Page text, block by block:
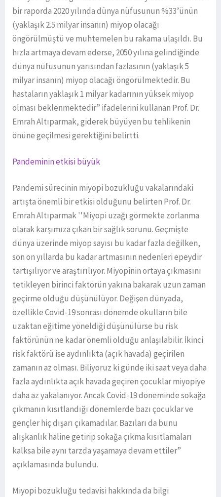
bir raporda 2020 yılında dünya nüfusunun %33’ünün
(yaklaşık 2.5 milyar insanın) miyop olacağı
öngörülmüştü ve muhtemelen bu rakama ulaşıldı. Bu
hızla artmaya devam ederse, 2050 yılına gelindiğinde
dünya nüfusunun yarısından fazlasının (yaklaşık 5
milyar insanın) miyop olacağı öngörülmektedir. Bu
hastaların yaklaşık 1 milyar kadarının yüksek miyop
olması beklenmektedir” ifadelerini kullanan Prof. Dr.
Emrah Altıparmak, giderek büyüyen bu tehlikenin
önüne geçilmesi gerektiğini belirtti.
Pandeminin etkisi büyük
Pandemi sürecinin miyopi bozukluğu vakalarındaki
artışta önemli bir etkisi olduğunu belirten Prof. Dr.
Emrah Altıparmak ''Miyopi uzağı görmekte zorlanma
olarak karşımıza çıkan bir sağlık sorunu. Geçmişte
dünya üzerinde miyop sayısı bu kadar fazla değilken,
son on yıllarda bu kadar artmasının nedenleri epeydir
tartışılıyor ve araştırılıyor. Miyopinin ortaya çıkmasını
tetikleyen birinci faktörün yakına bakarak uzun zaman
geçirme olduğu düşünülüyor. Değişen dünyada,
özellikle Covid-19 sonrası dönemde okulların bile
uzaktan eğitime yöneldiği düşünülürse bu risk
faktörünün ne kadar önemli olduğu anlaşılabilir. İkinci
risk faktörü ise aydınlıkta (açık havada) geçirilen
zamanın az olması. Biliyoruz ki günde iki saat veya daha
fazla aydınlıkta açık havada geçiren çocuklar miyopiye
daha az yakalanıyor. Ancak Covid-19 döneminde sokağa
çıkmanın kısıtlandığı dönemlerde bazı çocuklar ve
gençler hiç dışarı çıkamadılar. Bazıları da bunu
alışkanlık haline getirip sokağa çıkma kısıtlamaları
kalksa bile aynı tarzda yaşamaya devam ettiler”
açıklamasında bulundu.
Miyopi bozukluğu tedavisi hakkında da bilgi